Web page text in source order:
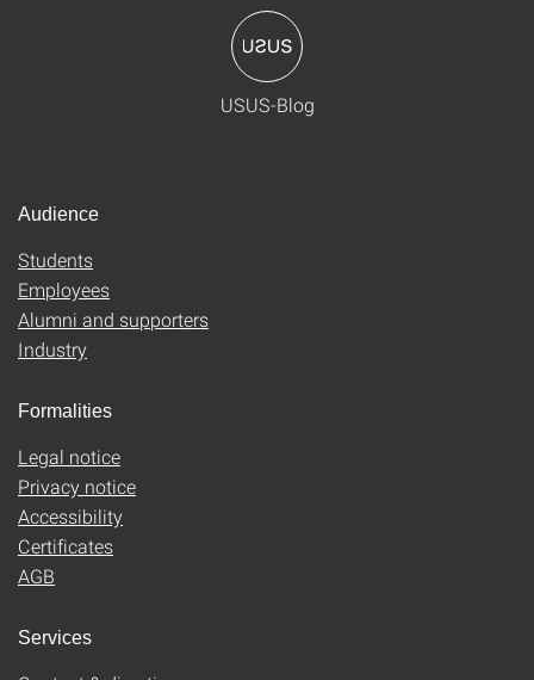
USUS-Blog
Audience
Students
Employees
Alumni and supporters
Industry
Formalities
Legal notice
Privacy notice
Accessibility
Certificates
AGB
Services